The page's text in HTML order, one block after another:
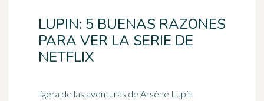
LUPIN: 5 BUENAS RAZONES
PARA VER LA SERIE DE
NETFLIX
ligera de las aventuras de Arsène Lupin